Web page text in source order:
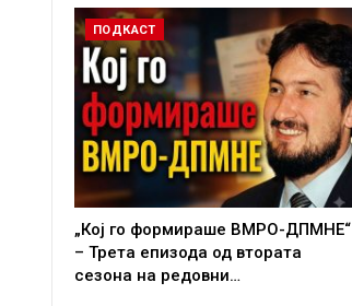
ПОДКАСТ
„Кој го формираше ВМРО-ДПМНЕ“
– Трета епизода од втората
сезона на редовни…